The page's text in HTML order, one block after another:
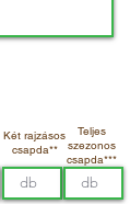
Két rajzásos
csapda**
Teljes
szezonos
csapda***